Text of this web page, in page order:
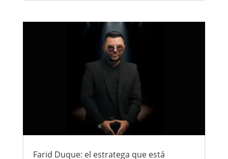
Farid Duque: el estratega que está